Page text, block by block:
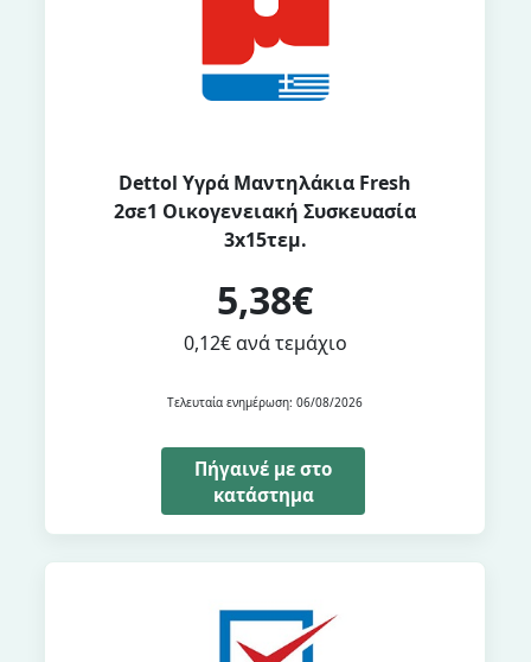
Dettol Υγρά Μαντηλάκια Fresh
2σε1 Οικογενειακή Συσκευασία
3x15τεμ.
5,38€
0,12€ ανά τεμάχιο
Τελευταία ενημέρωση: 06/08/2026
Πήγαινέ με στο
κατάστημα